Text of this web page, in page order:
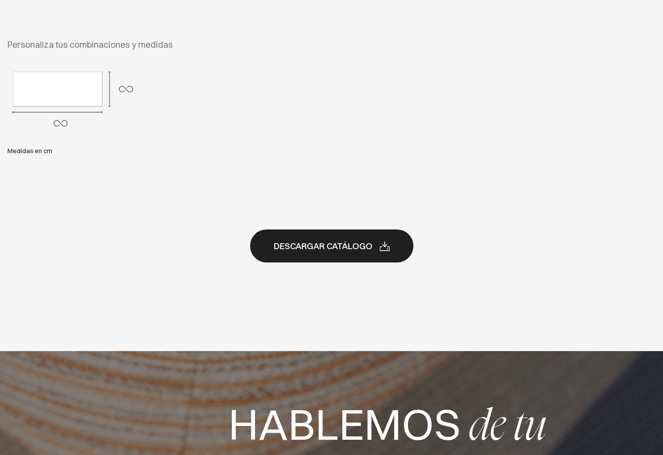
Personaliza tus combinaciones y medidas
Medidas en cm
DESCARGAR CATÁLOGO
HABLEMOS de tu